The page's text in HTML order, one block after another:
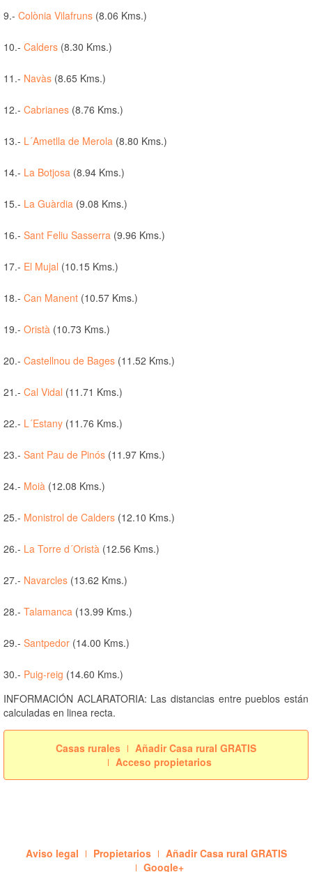
9.- Colònia Vilafruns (8.06 Kms.)
10.- Calders (8.30 Kms.)
11.- Navàs (8.65 Kms.)
12.- Cabrianes (8.76 Kms.)
13.- L´Ametlla de Merola (8.80 Kms.)
14.- La Botjosa (8.94 Kms.)
15.- La Guàrdia (9.08 Kms.)
16.- Sant Feliu Sasserra (9.96 Kms.)
17.- El Mujal (10.15 Kms.)
18.- Can Manent (10.57 Kms.)
19.- Oristà (10.73 Kms.)
20.- Castellnou de Bages (11.52 Kms.)
21.- Cal Vidal (11.71 Kms.)
22.- L´Estany (11.76 Kms.)
23.- Sant Pau de Pinós (11.97 Kms.)
24.- Moià (12.08 Kms.)
25.- Monistrol de Calders (12.10 Kms.)
26.- La Torre d´Oristà (12.56 Kms.)
27.- Navarcles (13.62 Kms.)
28.- Talamanca (13.99 Kms.)
29.- Santpedor (14.00 Kms.)
30.- Puig-reig (14.60 Kms.)
INFORMACIÓN ACLARATORIA: Las distancias entre pueblos están
calculadas en linea recta.
Casas rurales
Añadir Casa rural GRATIS
Acceso propietarios
Aviso legal Propietarios
Añadir Casa rural GRATIS
Google+